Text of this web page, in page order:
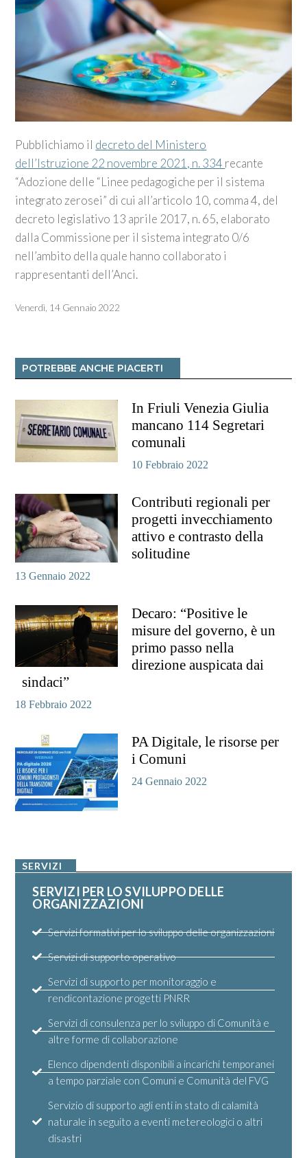
Pubblichiamo il decreto del Ministero
dell’Istruzione 22 novembre 2021, n. 334 recante
“Adozione delle “Linee pedagogiche per il sistema
integrato zerosei” di cui all’articolo 10, comma 4, del
decreto legislativo 13 aprile 2017, n. 65, elaborato
dalla Commissione per il sistema integrato 0/6
nell’ambito della quale hanno collaborato i
rappresentanti dell’Anci.
Venerdì, 14 Gennaio 2022
POTREBBE ANCHE PIACERTI
In Friuli Venezia Giulia
mancano 114 Segretari
comunali
10 Febbraio 2022
Contributi regionali per
progetti invecchiamento
attivo e contrasto della
solitudine
13 Gennaio 2022
Decaro: “Positive le
misure del governo, è un
primo passo nella
direzione auspicata dai
sindaci”
18 Febbraio 2022
PA Digitale, le risorse per
i Comuni
24 Gennaio 2022
SERVIZI
SERVIZI PER LO SVILUPPO DELLE
ORGANIZZAZIONI
Servizi formativi per lo sviluppo delle organizzazioni
Servizi di supporto operativo
Servizi di supporto per monitoraggio e
rendicontazione progetti PNRR
Servizi di consulenza per lo sviluppo di Comunità e
altre forme di collaborazione
Elenco dipendenti disponibili a incarichi temporanei
a tempo parziale con Comuni e Comunità del FVG
Servizio di supporto agli enti in stato di calamità
naturale in seguito a eventi metereologici o altri
disastri